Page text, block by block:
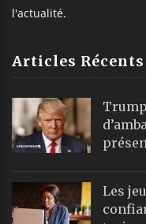
l'actualité.
Articles Récents
Les